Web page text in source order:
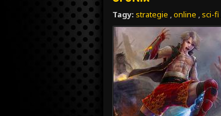
Tagy: strategie ,online ,sci-fi